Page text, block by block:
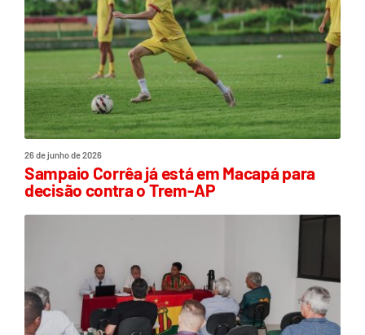
26 de junho de 2026
Sampaio Corrêa já está em Macapá para
decisão contra o Trem-AP